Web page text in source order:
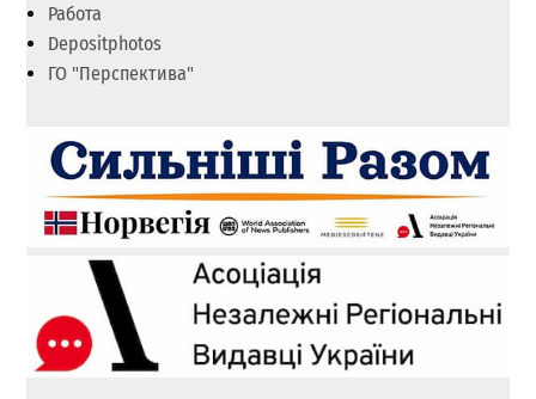
Работа
Depositphotos
ГО "Перспектива"